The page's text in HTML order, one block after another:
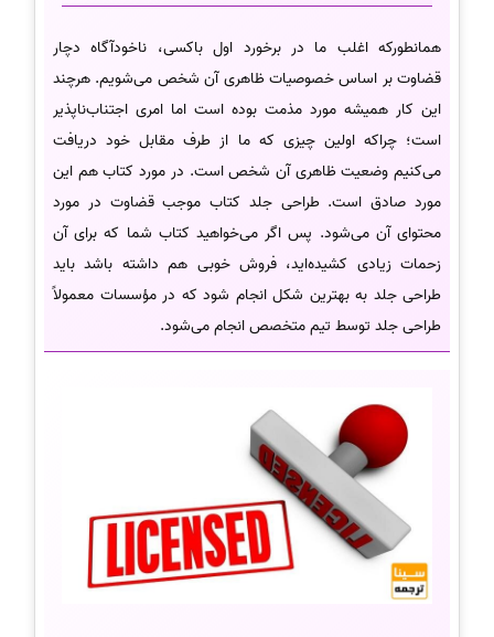
همانطورکه اغلب ما در برخورد اول باکسی، ناخودآگاه دچار
قضاوت بر اساس خصوصیات ظاهری آن شخص می‌شویم. هرچند
این‌ کار همیشه مورد مذمت بوده‌ است اما امری اجتناب‌ناپذیر
است؛ چراکه اولین چیزی که ما از طرف مقابل خود دریافت
می‌کنیم وضعیت ظاهری آن شخص است. در مورد کتاب هم این
مورد صادق است. طراحی جلد کتاب موجب قضاوت در مورد
محتوای آن می‌شود. پس اگر می‌خواهید کتاب شما که برای آن
زحمات زیادی کشیده‌اید، فروش خوبی هم داشته باشد باید
طراحی جلد به بهترین شکل انجام شود که در مؤسسات معمولاً
طراحی جلد توسط تیم متخصص انجام می‌شود.